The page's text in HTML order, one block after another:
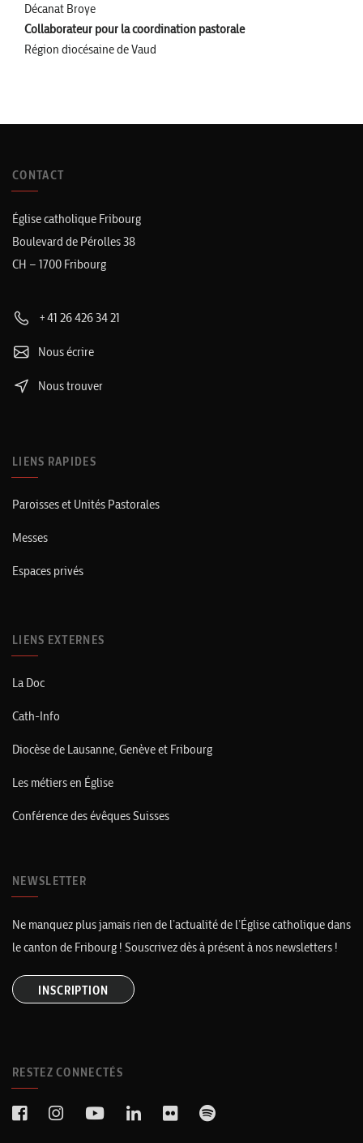
Décanat Broye
Collaborateur pour la coordination pastorale
Région diocésaine de Vaud
CONTACT
Église catholique Fribourg
Boulevard de Pérolles 38
CH – 1700 Fribourg
+41 26 426 34 21
Nous écrire
Nous trouver
LIENS RAPIDES
Paroisses et Unités Pastorales
Messes
Espaces privés
LIENS EXTERNES
La Doc
Cath-Info
Diocèse de Lausanne, Genève et Fribourg
Les métiers en Église
Conférence des évêques Suisses
NEWSLETTER
Ne manquez plus jamais rien de l’actualité de l’Église catholique dans
le canton de Fribourg ! Souscrivez dès à présent à nos newsletters !
INSCRIPTION
RESTEZ CONNECTÉS